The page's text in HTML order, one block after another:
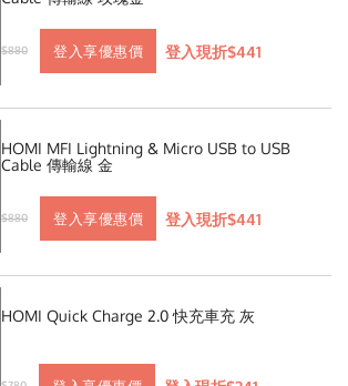
$880 登入享優惠價 登入現折$441
HOMI MFI Lightning & Micro USB to USB
Cable 傳輸線 金
$880 登入享優惠價 登入現折$441
HOMI Quick Charge 2.0 快充車充 灰